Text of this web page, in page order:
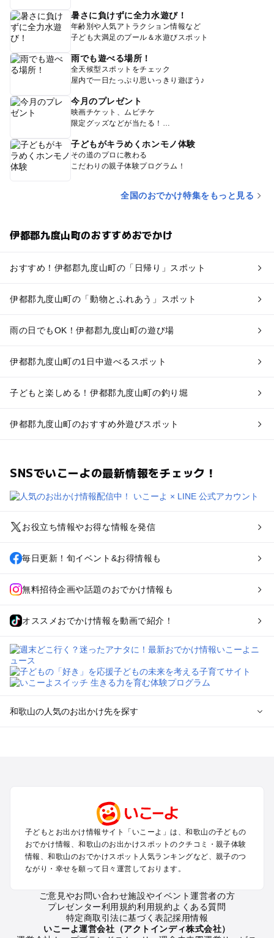
暑さに負けずに全力水遊び！
年齢別や人気アトラクション情報など
子ども大満足のプール＆水遊びスポット
雨でも遊べる場所！
全天候型スポットをチェック
屋内で一日たっぷり思いっきり遊ぼう♪
今月のプレゼント
映画チケット、ムビチケ
限定グッズなどが当たる！
子どもがキラめくホンモノ体験
その道のプロに教わる
こだわりの親子体験プログラム！
全国のおでかけ特集をもっと見る
伊都郡九度山町のおすすめおでかけ
おすすめ！伊都郡九度山町の「日帰り」スポット
伊都郡九度山町の「動物とふれあう」スポット
雨の日でもOK！伊都郡九度山町の遊び場
伊都郡九度山町の1日中遊べるスポット
子どもと楽しめる！伊都郡九度山町の釣り堀
伊都郡九度山町のおすすめ外遊びスポット
SNSでいこーよの最新情報をチェック！
お役立ち情報やお得な情報を発信
毎日更新！旬イベント&お得情報も
無料招待企画や話題のおでかけ情報も
オススメおでかけ情報を動画で紹介！
和歌山の人気のお出かけ先を探す
勝浦・串本・すさみのプールお出かけ
高野山のプールお出かけ
新宮・本宮・中辺路のプールお出かけ
和歌山の定番お出かけスポット
和歌山の動物園
和歌山のバーベキュー
和歌山の釣り
子どもとお出かけ情報サイト「いこーよ」は、和歌山の子どもの
おでかけ情報、和歌山のお出かけスポットのクチコミ・親子体験
情報、和歌山のおでかけスポット人気ランキングなど、親子のつ
ながり・幸せを願って日々運営しております。
ご意見やお問い合わせ施設やイベント運営者の方
プレゼンター利用規約利用規約よくある質問
特定商取引法に基づく表記採用情報
いこーよ運営会社（アクトインディ株式会社）